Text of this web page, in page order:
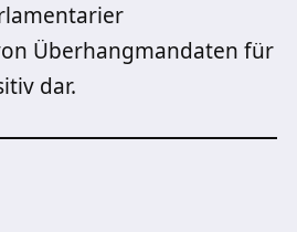
Überhangmandaten für
dar.